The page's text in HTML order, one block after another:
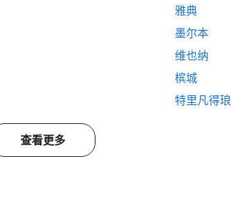
雅典
墨尔本
维也纳
槟城
特里凡得琅
查看更多